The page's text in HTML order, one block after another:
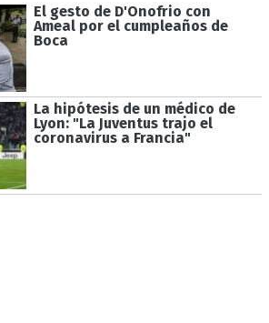
El gesto de D'Onofrio con
Ameal por el cumpleaños de
Boca
La hipótesis de un médico de
Lyon: "La Juventus trajo el
coronavirus a Francia"